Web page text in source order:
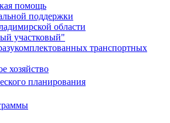
помощь
поддержки
области
участковый"
транспортных
хозяйство
планирования